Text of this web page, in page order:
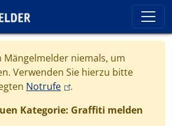
Mängelmelder niemals, um
Verwenden Sie hierzu bitte
Notrufe(link is external)
.
Kategorie: Graffiti melden